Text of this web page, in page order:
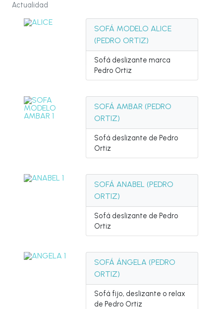
Actualidad
SOFÁ MODELO ALICE
(PEDRO ORTIZ)
Sofá deslizante marca
Pedro Ortiz
SOFÁ AMBAR (PEDRO
ORTIZ)
Sofá deslizante de Pedro
Ortiz
SOFÁ ANABEL (PEDRO
ORTIZ)
Sofá deslizante de Pedro
Ortiz
SOFÁ ÁNGELA (PEDRO
ORTIZ)
Sofá fijo, deslizante o relax
de Pedro Ortiz